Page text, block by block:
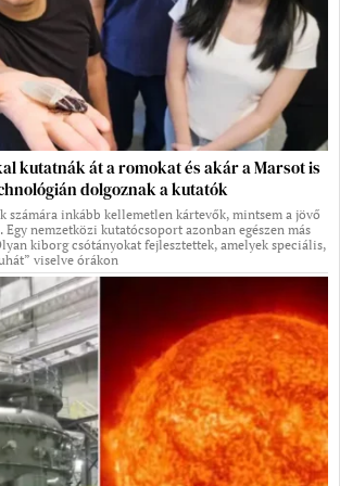
kutatnák át a romokat és akár a Marsot is
dolgoznak a kutatók
számára inkább kellemetlen kártevők, mintsem a jövő
nemzetközi kutatócsoport azonban egészen más
kiborg csótányokat fejlesztettek, amelyek speciális,
viselve órákon